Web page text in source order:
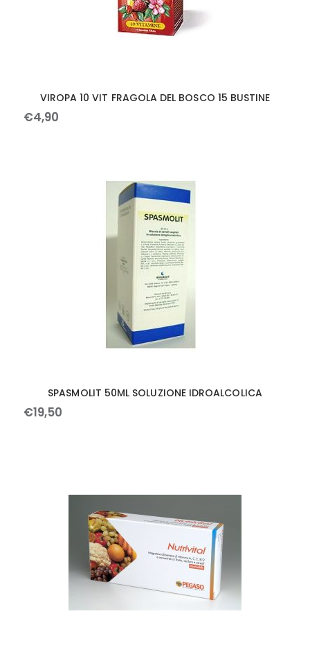
VIROPA 10 VIT FRAGOLA DEL BOSCO 15 BUSTINE
€4,90
SPASMOLIT 50ML SOLUZIONE IDROALCOLICA
€19,50